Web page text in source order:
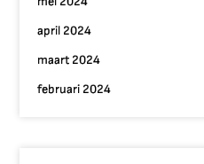
april 2024
maart 2024
februari 2024